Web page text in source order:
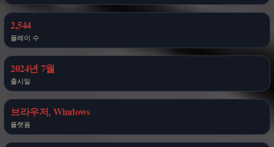
2,544
플레이 수
2024년 7월
출시일
브라우저, Windows
플랫폼